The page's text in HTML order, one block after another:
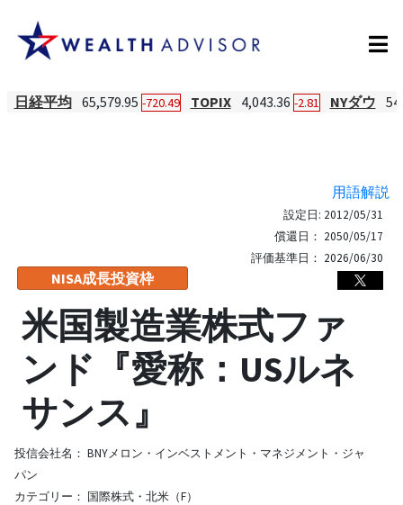
日経平均 65,579.95 -720.49 TOPIX 4,043.36 -2.81 NYダウ
用語解説
NISA成長投資枠
設定日: 2012/05/31
償還日： 2050/05/17
評価基準日： 2026/06/30
米国製造業株式ファ
ンド『愛称：USルネ
サンス』
投信会社名： BNYメロン・インベストメント・マネジメント・ジャ
パン
カテゴリー： 国際株式・北米（F）